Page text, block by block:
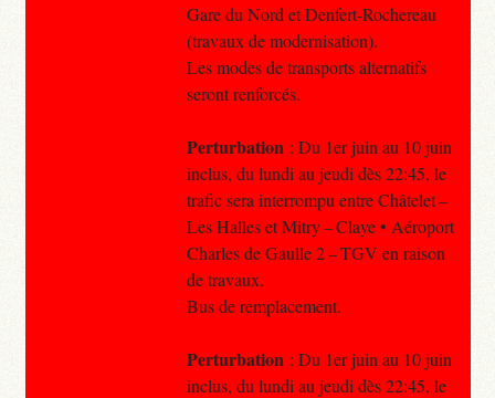
Gare du Nord et Denfert-Rochereau
(travaux de modernisation).
Les modes de transports alternatifs
seront renforcés.
Perturbation : Du 1er juin au 10 juin
inclus, du lundi au jeudi dès 22:45, le
trafic sera interrompu entre Châtelet –
Les Halles et Mitry – Claye • Aéroport
Charles de Gaulle 2 – TGV en raison
de travaux.
Bus de remplacement.
Perturbation : Du 1er juin au 10 juin
inclus, du lundi au jeudi dès 22:45, le